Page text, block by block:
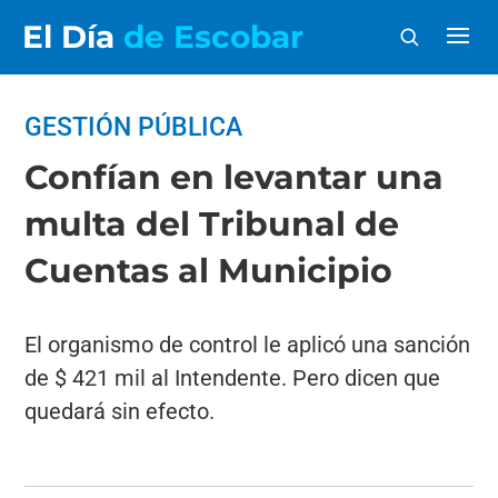
El Día de Escobar
GESTIÓN PÚBLICA
Confían en levantar una
multa del Tribunal de
Cuentas al Municipio
El organismo de control le aplicó una sanción
de $ 421 mil al Intendente. Pero dicen que
quedará sin efecto.